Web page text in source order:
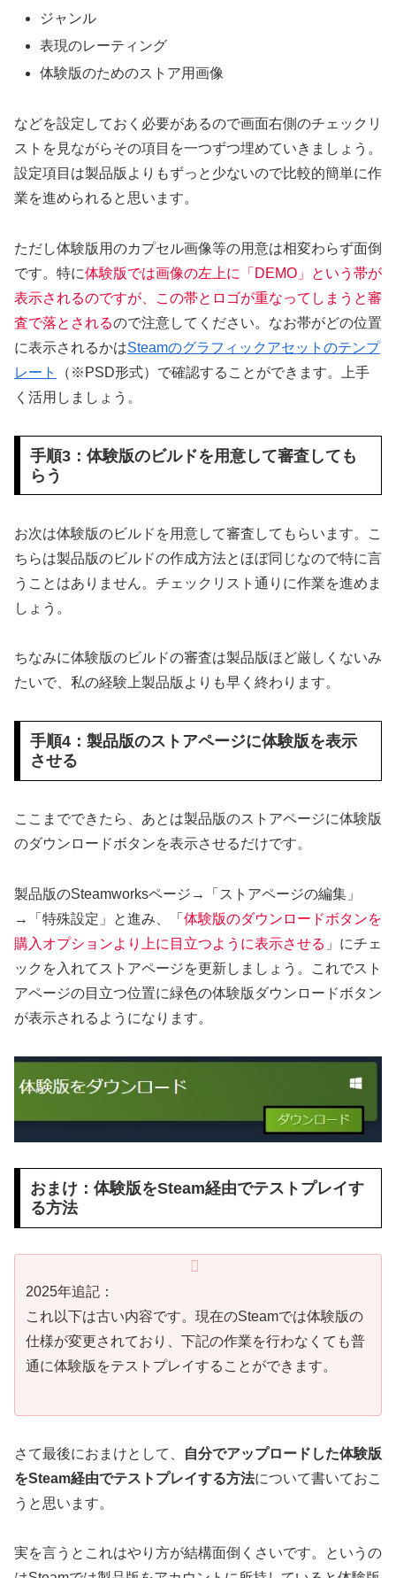
ジャンル
表現のレーティング
体験版のためのストア用画像
などを設定しておく必要があるので画面右側のチェックリ
ストを見ながらその項目を一つずつ埋めていきましょう。
設定項目は製品版よりもずっと少ないので比較的簡単に作
業を進められると思います。
ただし体験版用のカプセル画像等の用意は相変わらず面倒
です。特に体験版では画像の左上に「DEMO」という帯が
表示されるのですが、この帯とロゴが重なってしまうと審
査で落とされるので注意してください。なお帯がどの位置
に表示されるかはSteamのグラフィックアセットのテンプ
レート
（※PSD形式）で確認することができます。上手
く活用しましょう。
手順3：体験版のビルドを用意して審査しても
らう
お次は体験版のビルドを用意して審査してもらいます。こ
ちらは製品版のビルドの作成方法とほぼ同じなので特に言
うことはありません。チェックリスト通りに作業を進めま
しょう。
ちなみに体験版のビルドの審査は製品版ほど厳しくないみ
たいで、私の経験上製品版よりも早く終わります。
手順4：製品版のストアページに体験版を表示
させる
ここまでできたら、あとは製品版のストアページに体験版
のダウンロードボタンを表示させるだけです。
製品版のSteamworksページ→「ストアページの編集」
→「特殊設定」と進み、「 体験版のダウンロードボタンを
購入オプションより上に目立つように表示させる 」にチェ
ックを入れてストアページを更新しましょう。これでスト
アページの目立つ位置に緑色の体験版ダウンロードボタン
が表示されるようになります。
おまけ：体験版をSteam経由でテストプレイす
る方法
2025年追記：
これ以下は古い内容です。現在のSteamでは体験版の
仕様が変更されており、下記の作業を行わなくても普
通に体験版をテストプレイすることができます。
さて最後におまけとして、
自分でアップロードした体験版
をSteam経由でテストプレイする方法について書いておこ
うと思います。
実を言うとこれはやり方が結構面倒くさいです。というの